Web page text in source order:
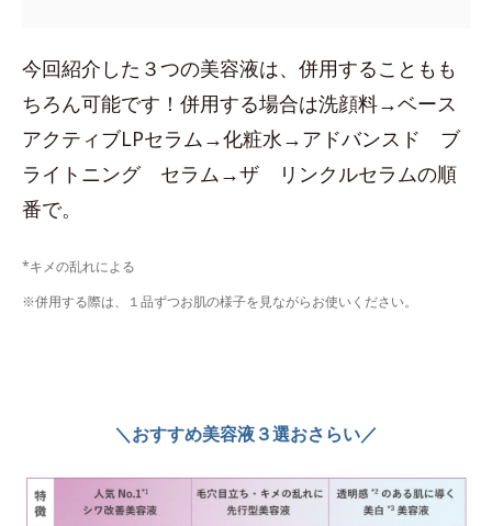
今回紹介した３つの美容液は、併用することもも
ちろん可能です！併用する場合は洗顔料→ベース
アクティブLPセラム→化粧水→アドバンスド ブ
ライトニング セラム→ザ リンクルセラムの順
番で。
*キメの乱れによる
※併用する際は、１品ずつお肌の様子を見ながらお使いください。
＼おすすめ美容液３選おさらい／